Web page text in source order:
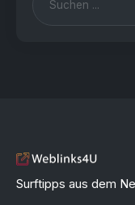
Surftipps aus dem